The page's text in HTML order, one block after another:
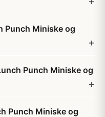
Punch Miniske og
Punch Miniske og
Punch Miniske og